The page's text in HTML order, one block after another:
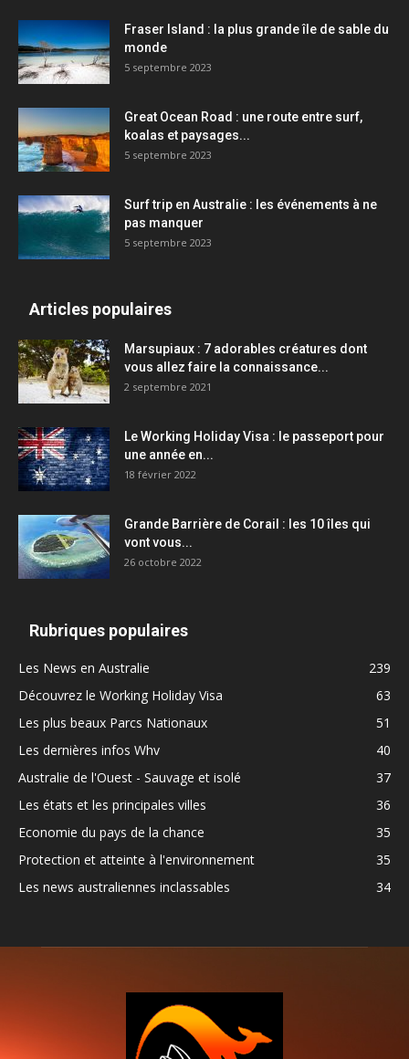
Fraser Island : la plus grande île de sable du
monde
5 septembre 2023
Great Ocean Road : une route entre surf,
koalas et paysages...
5 septembre 2023
Surf trip en Australie : les événements à ne
pas manquer
5 septembre 2023
Articles populaires
Marsupiaux : 7 adorables créatures dont
vous allez faire la connaissance...
2 septembre 2021
Le Working Holiday Visa : le passeport pour
une année en...
18 février 2022
Grande Barrière de Corail : les 10 îles qui
vont vous...
26 octobre 2022
Rubriques populaires
Les News en Australie
239
Découvrez le Working Holiday Visa
63
Les plus beaux Parcs Nationaux
51
Les dernières infos Whv
40
Australie de l'Ouest - Sauvage et isolé
37
Les états et les principales villes
36
Economie du pays de la chance
35
Protection et atteinte à l'environnement
35
Les news australiennes inclassables
34